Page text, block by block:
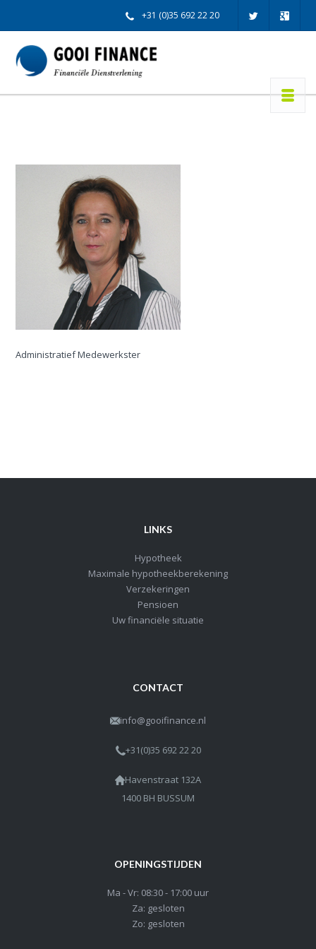
+31 (0)35 692 22 20
Administratief Medewerkster
LINKS
Hypotheek
Maximale hypotheekberekening
Verzekeringen
Pensioen
Uw financiële situatie
CONTACT
info@gooifinance.nl
+31(0)35 692 22 20
Havenstraat 132A
1400 BH BUSSUM
OPENINGSTIJDEN
Ma - Vr: 08:30 - 17:00 uur
Za: gesloten
Zo: gesloten